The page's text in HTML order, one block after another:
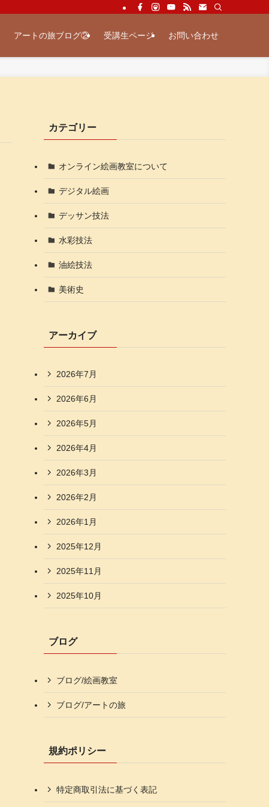
アートの旅ブログ② 受講生ページ お問い合わせ
カテゴリー
オンライン絵画教室について
デジタル絵画
デッサン技法
水彩技法
油絵技法
美術史
アーカイブ
2026年7月
2026年6月
2026年5月
2026年4月
2026年3月
2026年2月
2026年1月
2025年12月
2025年11月
2025年10月
ブログ
ブログ/絵画教室
ブログ/アートの旅
規約ポリシー
特定商取引法に基づく表記